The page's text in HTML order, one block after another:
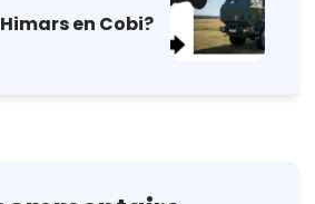
Himars en Cobi?